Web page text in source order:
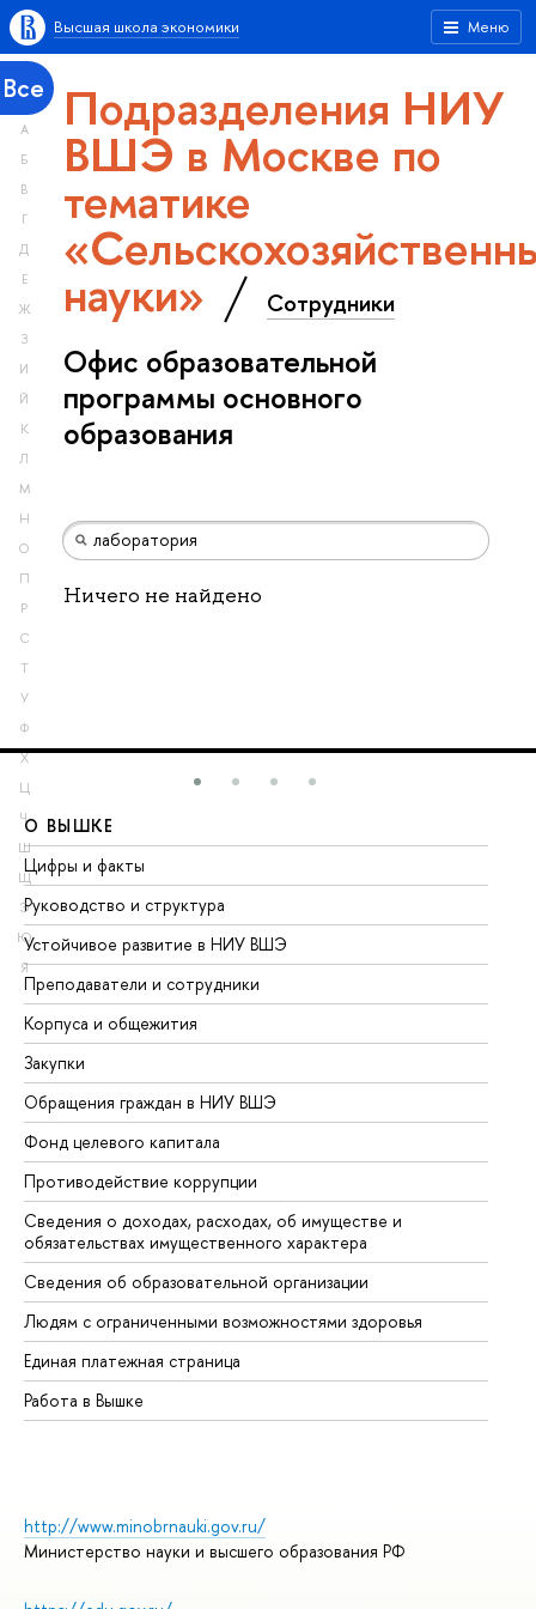
Меню
Высшая школа экономики
Все
А
Б
В
Г
Д
Е
Ж
З
И
Й
К
Л
М
Н
О
П
Р
С
Т
У
Ф
Х
Ц
Ч
Ш
Щ
Э
Ю
Я
Подразделения НИУ
ВШЭ в Москве по
тематике
науки» Сотрудники
Офис образовательной
программы основного
образования
Ничего не найдено
О ВЫШКЕ
Цифры и факты
Руководство и структура
Устойчивое развитие в НИУ ВШЭ
Преподаватели и сотрудники
Корпуса и общежития
Закупки
Обращения граждан в НИУ ВШЭ
Фонд целевого капитала
Противодействие коррупции
Сведения о доходах, расходах, об имуществе и
обязательствах имущественного характера
Сведения об образовательной организации
Людям с ограниченными возможностями здоровья
Единая платежная страница
Работа в Вышке
http://www.minobrnauki.gov.ru/
Министерство науки и высшего образования РФ